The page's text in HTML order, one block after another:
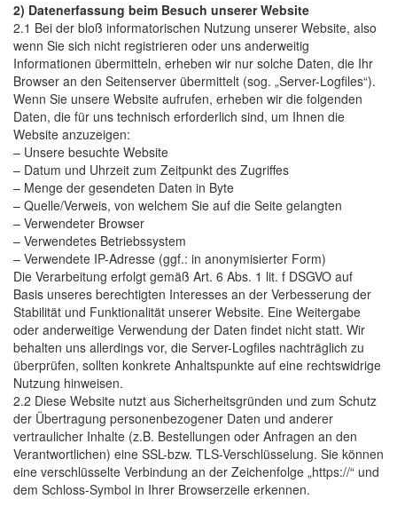
2) Datenerfassung beim Besuch unserer Website
2.1 Bei der bloß informatorischen Nutzung unserer Website, also
wenn Sie sich nicht registrieren oder uns anderweitig
Informationen übermitteln, erheben wir nur solche Daten, die Ihr
Browser an den Seitenserver übermittelt (sog. „Server-Logfiles“).
Wenn Sie unsere Website aufrufen, erheben wir die folgenden
Daten, die für uns technisch erforderlich sind, um Ihnen die
Website anzuzeigen:
– Unsere besuchte Website
– Datum und Uhrzeit zum Zeitpunkt des Zugriffes
– Menge der gesendeten Daten in Byte
– Quelle/Verweis, von welchem Sie auf die Seite gelangten
– Verwendeter Browser
– Verwendetes Betriebssystem
– Verwendete IP-Adresse (ggf.: in anonymisierter Form)
Die Verarbeitung erfolgt gemäß Art. 6 Abs. 1 lit. f DSGVO auf
Basis unseres berechtigten Interesses an der Verbesserung der
Stabilität und Funktionalität unserer Website. Eine Weitergabe
oder anderweitige Verwendung der Daten findet nicht statt. Wir
behalten uns allerdings vor, die Server-Logfiles nachträglich zu
überprüfen, sollten konkrete Anhaltspunkte auf eine rechtswidrige
Nutzung hinweisen.
2.2 Diese Website nutzt aus Sicherheitsgründen und zum Schutz
der Übertragung personenbezogener Daten und anderer
vertraulicher Inhalte (z.B. Bestellungen oder Anfragen an den
Verantwortlichen) eine SSL-bzw. TLS-Verschlüsselung. Sie können
eine verschlüsselte Verbindung an der Zeichenfolge „https://“ und
dem Schloss-Symbol in Ihrer Browserzeile erkennen.